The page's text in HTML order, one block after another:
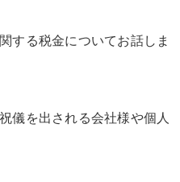
する税金についてお話しま
儀を出される会社様や個人